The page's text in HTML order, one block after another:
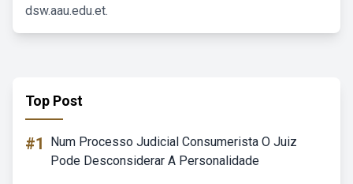
dsw.aau.edu.et.
Top Post
#1
Num Processo Judicial Consumerista O Juiz
Pode Desconsiderar A Personalidade